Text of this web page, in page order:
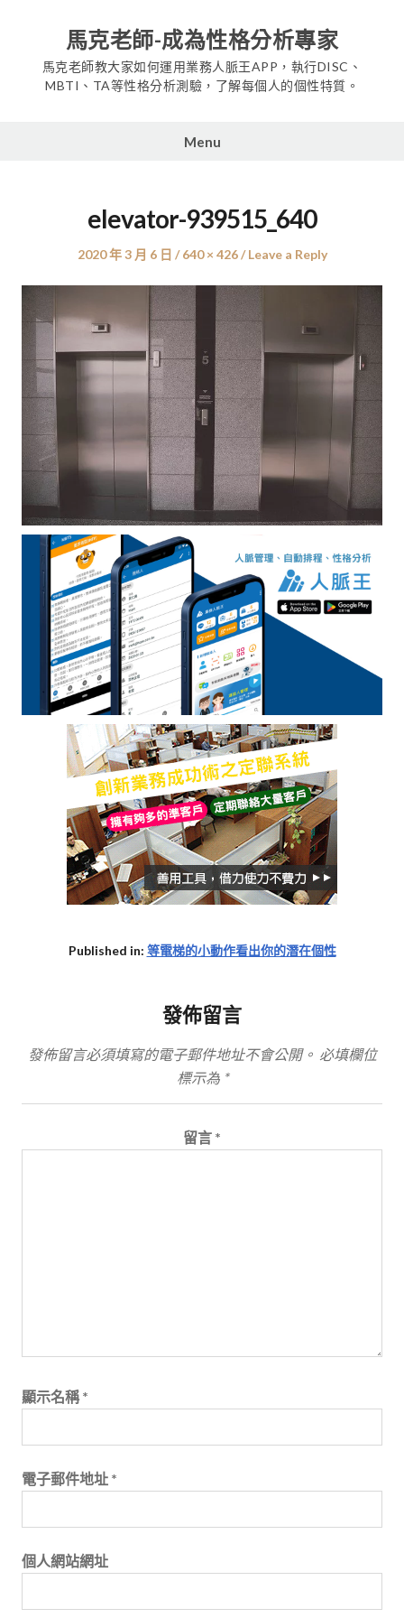
content
馬克老師-成為性格分析專家
馬克老師教大家如何運用業務人脈王APP，執行DISC、
MBTI、TA等性格分析測驗，了解每個人的個性特質。
Menu
elevator-939515_640
Posted
2020 年 3 月 6 日
Full
640 × 426 Leave a Reply
Published in: 等電梯的小動作看出你的潛在個性
發佈留言
發佈留言必須填寫的電子郵件地址不會公開。 必填欄位
標示為 *
留言 *
顯示名稱*
電子郵件地址 *
個人網站網址